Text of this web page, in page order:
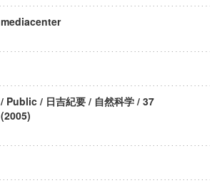
mediacenter
/ Public / 日吉紀要 / 自然科学 / 37
(2005)